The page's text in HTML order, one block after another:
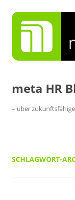
Inhalt
springen
meta HR
– über
SCHLAGWORT-